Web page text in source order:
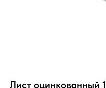
Лист оцинкованный